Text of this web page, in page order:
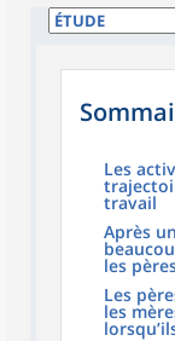
Les
travail
Après
les
Les
les